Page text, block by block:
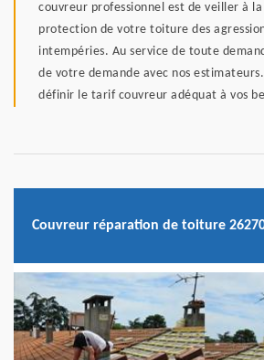
couvreur professionnel est de veiller à
protection de votre toiture des
intempéries. Au service de toute
de votre demande avec nos
définir le tarif couvreur adéquat à vos
Couvreur réparation de toiture